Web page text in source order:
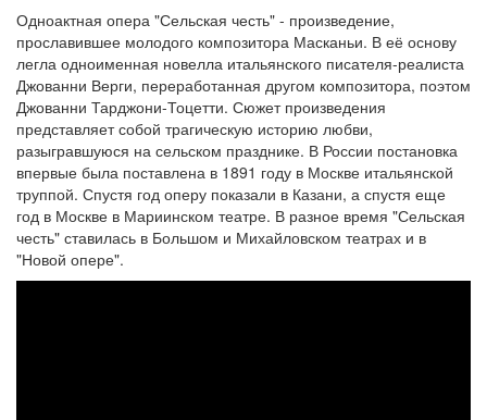
Одноактная опера "Сельская честь" - произведение,
прославившее молодого композитора Масканьи. В её основу
легла одноименная новелла итальянского писателя-реалиста
Джованни Верги, переработанная другом композитора, поэтом
Джованни Тарджони-Тоцетти. Сюжет произведения
представляет собой трагическую историю любви,
разыгравшуюся на сельском празднике. В России постановка
впервые была поставлена в 1891 году в Москве итальянской
труппой. Спустя год оперу показали в Казани, а спустя еще
год в Москве в Мариинском театре. В разное время "Сельская
честь" ставилась в Большом и Михайловском театрах и в
"Новой опере".